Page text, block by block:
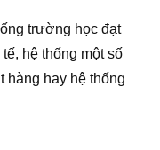
trường học đạt
hệ thống một số
hàng hay hệ thống